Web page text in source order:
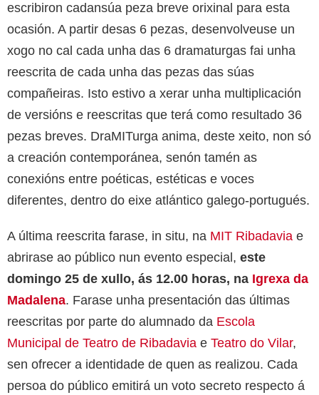
escribiron cadansúa peza breve orixinal para esta
ocasión. A partir desas 6 pezas, desenvolveuse un
xogo no cal cada unha das 6 dramaturgas fai unha
reescrita de cada unha das pezas das súas
compañeiras. Isto estivo a xerar unha multiplicación
de versións e reescritas que terá como resultado 36
pezas breves. DraMITurga anima, deste xeito, non só
a creación contemporánea, senón tamén as
conexións entre poéticas, estéticas e voces
diferentes, dentro do eixe atlántico galego-portugués.
A última reescrita farase, in situ, na MIT Ribadavia e
abrirase ao público nun evento especial, este
domingo 25 de xullo, ás 12.00 horas, na Igrexa da
Madalena. Farase unha presentación das últimas
reescritas por parte do alumnado da Escola
Municipal de Teatro de Ribadavia e Teatro do Vilar,
sen ofrecer a identidade de quen as realizou. Cada
persoa do público emitirá un voto secreto respecto á